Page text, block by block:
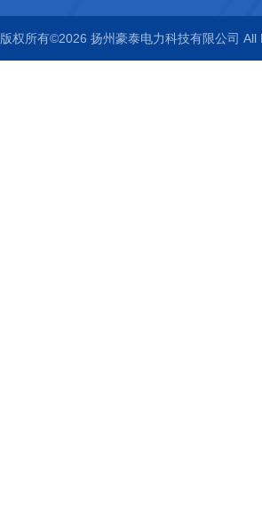
版权所有©2026 扬州豪泰电力科技有限公司